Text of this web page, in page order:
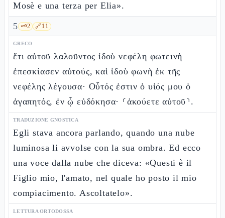
Mosè e una terza per Elia».
5 🗝️2 🔗11
GRECO
ἔτι αὐτοῦ λαλοῦντος ἰδοὺ νεφέλη φωτεινὴ
ἐπεσκίασεν αὐτούς, καὶ ἰδοὺ φωνὴ ἐκ τῆς
νεφέλης λέγουσα· Οὗτός ἐστιν ὁ υἱός μου ὁ
ἀγαπητός, ἐν ᾧ εὐδόκησα· ⸂ἀκούετε αὐτοῦ⸃.
TRADUZIONE GNOSTICA
Egli stava ancora parlando, quando una nube
luminosa li avvolse con la sua ombra. Ed ecco
una voce dalla nube che diceva: «Questi è il
Figlio mio, l'amato, nel quale ho posto il mio
compiacimento. Ascoltatelo».
LETTURA ORTODOSSA